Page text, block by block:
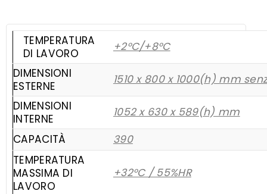
TEMPERATURA
DI LAVORO
+2°C/+8°C
DIMENSIONI
ESTERNE
1510 x 800 x 1000(h) mm
DIMENSIONI
INTERNE
1052 x 630 x 589(h) mm
CAPACITÀ
390
TEMPERATURA
MASSIMA DI
LAVORO
+32°C / 55%HR